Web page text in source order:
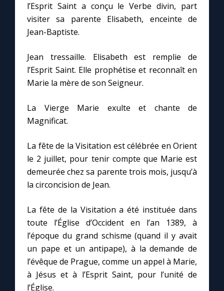
Prier au quotidien
L'Évangile chaque jour
Me consacrer à Jésus par Marie
Mes intentions de prière
Une Minute avec Marie
Une neuvaine
À la une
l’Esprit Saint a conçu le Verbe divin, part
visiter sa parente Elisabeth, enceinte de
Jean-Baptiste.
Jean tressaille. Elisabeth est remplie de
l’Esprit Saint. Elle prophétise et reconnaît en
Marie la mère de son Seigneur.
La Vierge Marie exulte et chante de
Magnificat.
La fête de la Visitation est célébrée en Orient
le 2 juillet, pour tenir compte que Marie est
demeurée chez sa parente trois mois, jusqu’à
la circoncision de Jean.
La fête de la Visitation a été instituée dans
toute l’Église d’Occident en l’an 1389, à
l’époque du grand schisme (quand il y avait
un pape et un antipape), à la demande de
l’évêque de Prague, comme un appel à Marie,
à Jésus et à l’Esprit Saint, pour l’unité de
l’Église.